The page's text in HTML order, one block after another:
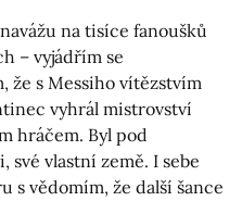
na tisíce fanoušků
– vyjádřím se
že s Messiho vítězstvím
vyhrál mistrovství
hráčem. Byl pod
své vlastní země. I sebe
s vědomím, že další šance